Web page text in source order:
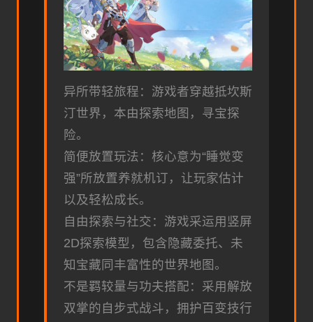
异所带轻旅程：游戏者穿越抵坎斯
汀世界，本由探索地图，寻宝探
险。
简便放置玩法：核心意为“睡觉变
强”所放置养就机订，让玩家估计
以及轻松成长。
自由探索与社交：游戏采运用竖屏
2D探索模型，包含隐藏委托、未
知宝藏同丰富性的世界地图。
不是羁较量与功夫搭配：采用解放
双掌的自步式战斗，拥护百变技行